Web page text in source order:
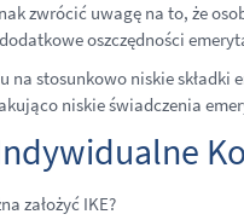
zwrócić uwagę na to, że
oszczędności
na stosunkowo niskie
niskie świadczenia
założyć IKE?